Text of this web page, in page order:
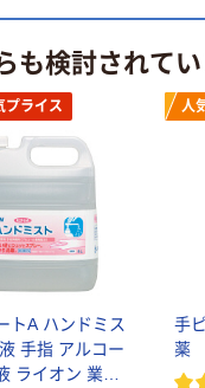
も検討されて
プライス
トA ハンドミス
手指 アルコー
ライオン 業務
人
手
薬